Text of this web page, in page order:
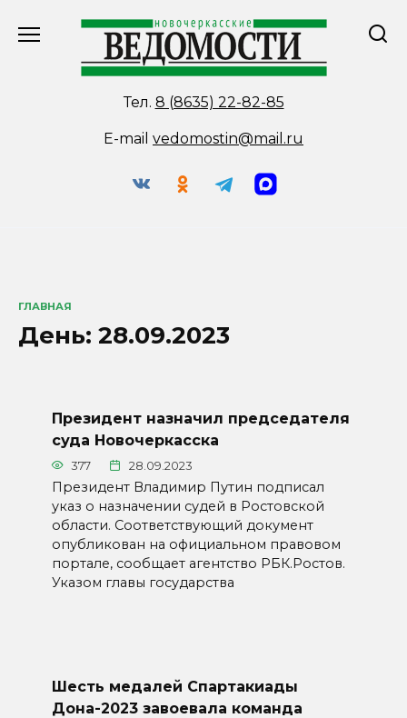
Тел. 8 (8635) 22-82-85
E-mail vedomostin@mail.ru
ГЛАВНАЯ
День: 28.09.2023
Президент назначил председателя
суда Новочеркасска
377 28.09.2023
Президент Владимир Путин подписал
указ о назначении судей в Ростовской
области. Соответствующий документ
опубликован на официальном правовом
портале, сообщает агентство РБК.Ростов.
Указом главы государства
Шесть медалей Спартакиады
Дона-2023 завоевала команда